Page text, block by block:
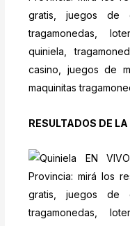
RESULTADOS DE